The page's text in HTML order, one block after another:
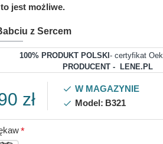
jest możliwe.
z Sercem
100% PRODUKT POLSKI - certyfikat
PRODUCENT - LENE.PL
zł
W MAGAZYNIE
Model: B321